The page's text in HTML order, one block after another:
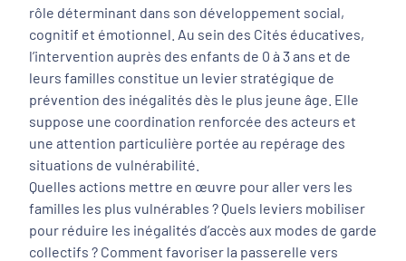
rôle déterminant dans son développement social,
cognitif et émotionnel. Au sein des Cités éducatives,
l’intervention auprès des enfants de 0 à 3 ans et de
leurs familles constitue un levier stratégique de
prévention des inégalités dès le plus jeune âge. Elle
suppose une coordination renforcée des acteurs et
une attention particulière portée au repérage des
situations de vulnérabilité.
Quelles actions mettre en œuvre pour aller vers les
familles les plus vulnérables ? Quels leviers mobiliser
pour réduire les inégalités d’accès aux modes de garde
collectifs ? Comment favoriser la passerelle vers